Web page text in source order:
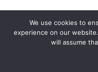
Se preferisci
bohemien,
l’ideale, mentre
vista mozzafiato
. Se ti
We use cookies to
experience on our
will assume